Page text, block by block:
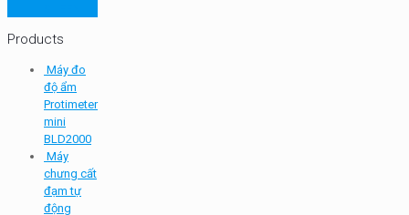
Products
Máy đo
độ ẩm
Protimeter
mini
BLD2000
Máy
chưng cất
đạm tự
động